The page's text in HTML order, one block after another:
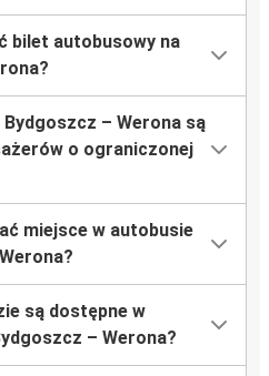
bilet autobusowy na
– Werona są
o ograniczonej
miejsce w autobusie
są dostępne w
– Werona?